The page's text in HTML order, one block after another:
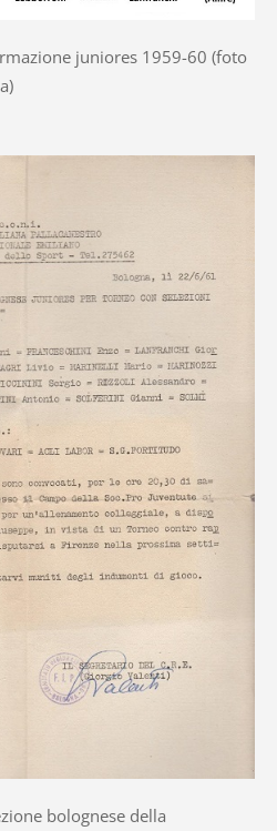
juniores 1959-60 (foto
bolognese della